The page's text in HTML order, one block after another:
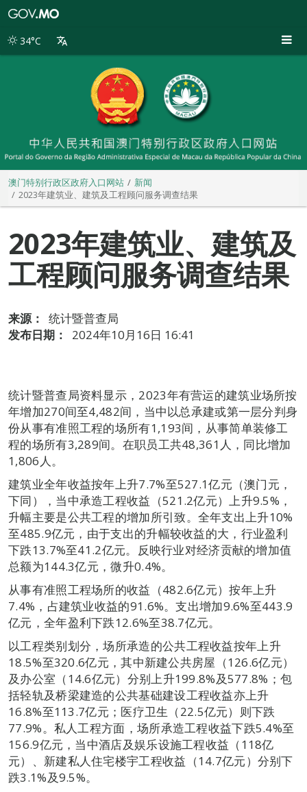
别
34°C
澳门特别行政区政府入口网站
新闻
2023年建筑业、建筑及工程顾问服务调查结果
2023年建筑业、建筑及
工程顾问服务调查结果
来源：
统计暨普查局
发布日期：
2024年10月16日 16:41
统计暨普查局资料显示，2023年有营运的建筑业场所按
年增加270间至4,482间，当中以总承建或第一层分判身
份从事有准照工程的场所有1,193间，从事简单装修工
程的场所有3,289间。在职员工共48,361人，同比增加
1,806人。
建筑业全年收益按年上升7.7%至527.1亿元（澳门元，
下同），当中承造工程收益（521.2亿元）上升9.5%，
升幅主要是公共工程的增加所引致。全年支出上升10%
至485.9亿元，由于支出的升幅较收益的大，行业盈利
下跌13.7%至41.2亿元。反映行业对经济贡献的增加值
总额为144.3亿元，微升0.4%。
从事有准照工程场所的收益（482.6亿元）按年上升
7.4%，占建筑业收益的91.6%。支出增加9.6%至443.9
亿元，全年盈利下跌12.6%至38.7亿元。
以工程类别划分，场所承造的公共工程收益按年上升
18.5%至320.6亿元，其中新建公共房屋（126.6亿元）
及办公室（14.6亿元）分别上升199.8%及577.8%；包
括轻轨及桥梁建造的公共基础建设工程收益亦上升
16.8%至113.7亿元；医疗卫生（22.5亿元）则下跌
77.9%。私人工程方面，场所承造工程收益下跌5.4%至
156.9亿元，当中酒店及娱乐设施工程收益（118亿
元）、新建私人住宅楼宇工程收益（14.7亿元）分别下
跌3.1%及9.5%。